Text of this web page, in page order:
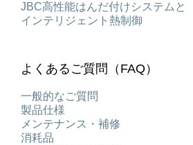
JBC高性能はんだ付けシステムと
インテリジェント熱制御
よくあるご質問（FAQ）
一般的なご質問
製品仕様
メンテナンス・補修
消耗品